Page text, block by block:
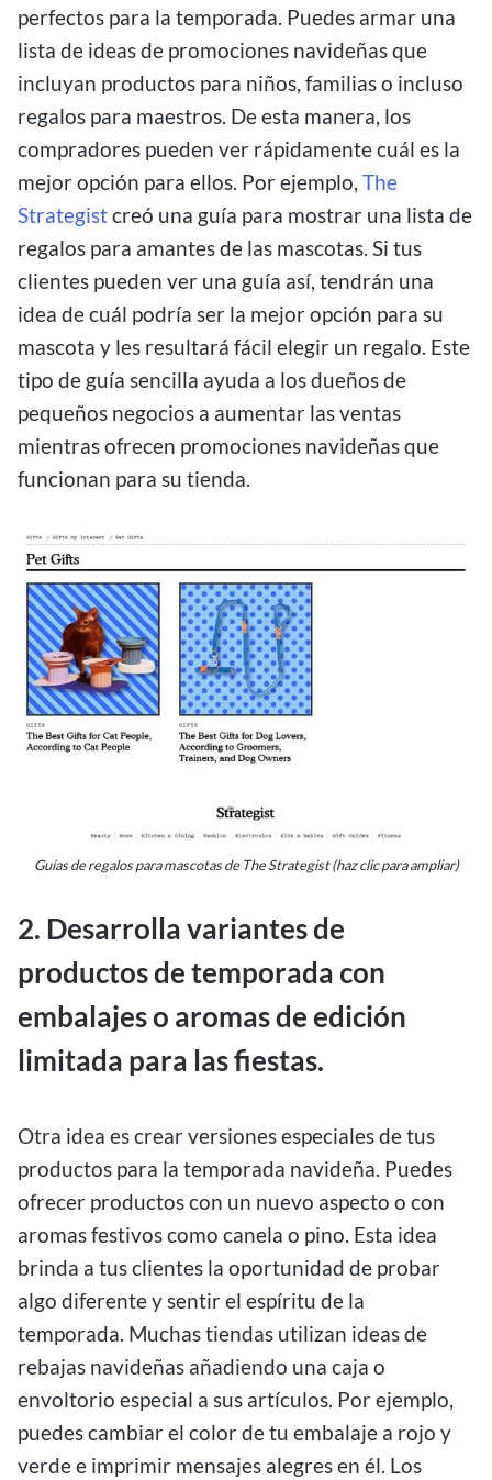
perfectos para la temporada. Puedes armar una
lista de ideas de promociones navideñas que
incluyan productos para niños, familias o incluso
regalos para maestros. De esta manera, los
compradores pueden ver rápidamente cuál es la
mejor opción para ellos. Por ejemplo, The
Strategistcreó una guía para mostrar una lista de
regalos para amantes de las mascotas. Si tus
clientes pueden ver una guía así, tendrán una
idea de cuál podría ser la mejor opción para su
mascota y les resultará fácil elegir un regalo. Este
tipo de guía sencilla ayuda a los dueños de
pequeños negocios a aumentar las ventas
mientras ofrecen promociones navideñas que
funcionan para su tienda.
Guías de regalos para mascotas de The Strategist (haz clic para ampliar)
2. Desarrolla variantes de
productos de temporada con
embalajes o aromas de edición
limitada para las fiestas.
Otra idea es crear versiones especiales de tus
productos para la temporada navideña. Puedes
ofrecer productos con un nuevo aspecto o con
aromas festivos como canela o pino. Esta idea
brinda a tus clientes la oportunidad de probar
algo diferente y sentir el espíritu de la
temporada. Muchas tiendas utilizan ideas de
rebajas navideñas añadiendo una caja o
envoltorio especial a sus artículos. Por ejemplo,
puedes cambiar el color de tu embalaje a rojo y
verde e imprimir mensajes alegres en él. Los